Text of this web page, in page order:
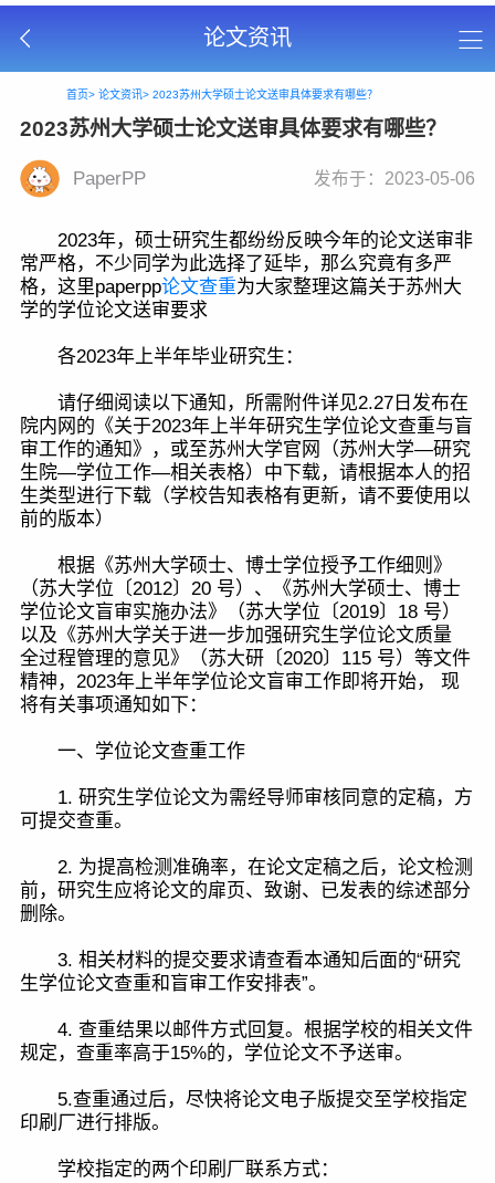
论文资讯
首页> 论文资讯> 2023苏州大学硕士论文送审具体要求有哪些？
2023苏州大学硕士论文送审具体要求有哪些？
PaperPP 发布于：2023-05-06
2023年，硕士研究生都纷纷反映今年的论文送审非
常严格，不少同学为此选择了延毕，那么究竟有多严
格，这里paperpp论文查重为大家整理这篇关于苏州大
学的学位论文送审要求
各2023年上半年毕业研究生：
请仔细阅读以下通知，所需附件详见2.27日发布在
院内网的《关于2023年上半年研究生学位论文查重与盲
审工作的通知》，或至苏州大学官网（苏州大学—研究
生院—学位工作—相关表格）中下载，请根据本人的招
生类型进行下载（学校告知表格有更新，请不要使用以
前的版本）
根据《苏州大学硕士、博士学位授予工作细则》
（苏大学位〔2012〕20 号）、《苏州大学硕士、博士
学位论文盲审实施办法》（苏大学位〔2019〕18 号）
以及《苏州大学关于进一步加强研究生学位论文质量
全过程管理的意见》（苏大研〔2020〕115 号）等文件
精神，2023年上半年学位论文盲审工作即将开始， 现
将有关事项通知如下：
一、学位论文查重工作
1. 研究生学位论文为需经导师审核同意的定稿，方
可提交查重。
2. 为提高检测准确率，在论文定稿之后，论文检测
前，研究生应将论文的扉页、致谢、已发表的综述部分
删除。
3. 相关材料的提交要求请查看本通知后面的“研究
生学位论文查重和盲审工作安排表”。
4. 查重结果以邮件方式回复。根据学校的相关文件
规定，查重率高于15%的，学位论文不予送审。
5.查重通过后，尽快将论文电子版提交至学校指定
印刷厂进行排版。
学校指定的两个印刷厂联系方式：